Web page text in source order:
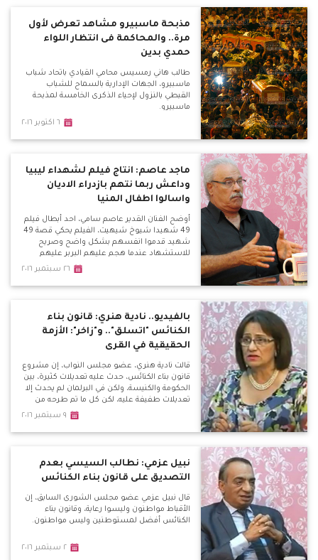
مذبحة ماسبيرو مشاهد تعرض لأول
مرة.. والمحاكمة فى انتظار اللواء
حمدي بدين
طالب هاني رمسيس محامي القيادي باتحاد شباب
ماسبيرو، الجهات الإدارية بالسماح للشباب
القبطي بالنزول لإحياء الذكرى الخامسة لمذبحة
ماسبيرو.
٦ اكتوبر ٢٠١٦
ماجد عاصم: انتاج فيلم لشهداء ليبيا
وداعش ربما نتهم بازدراء الاديان
واسالوا اطفال المنيا
أوضح الفنان القدير عاصم سامي، احد أبطال فيلم
49 شهيدا شيوخ شيهيت، الفيلم يحكي قصة 49
شهيد قدموا انفسهم بشكل واضح وصريح
للاستشهاد عندما هجم عليهم البربر عليهم
٢٦ سبتمبر ٢٠١٦
بالفيديو.. نادية هنري: قانون بناء
الكنائس "اتسلق".. و"زاخر": الأزمة
الحقيقية في القرى
قالت نادية هنري، عضو مجلس النواب، إن مشروع
قانون بناء الكنائس، حدث عليه تعديلات كثيرة، بين
الحكومة والكنيسة، ولكن في البرلمان لم يحدث إلا
تعديلات طفيفة عليه، لكن كل ما تم طرحه من
٩ سبتمبر ٢٠١٦
نبيل عزمي: نطالب السيسي بعدم
التصديق على قانون بناء الكنائس
قال نبيل عزمي عضو مجلس الشورى السابق، إن
الأقباط مواطنون وليسوا رعاية، وقانون بناء
الكنائس أفضل لمستوطنين وليس مواطنون.
٢ سبتمبر ٢٠١٦